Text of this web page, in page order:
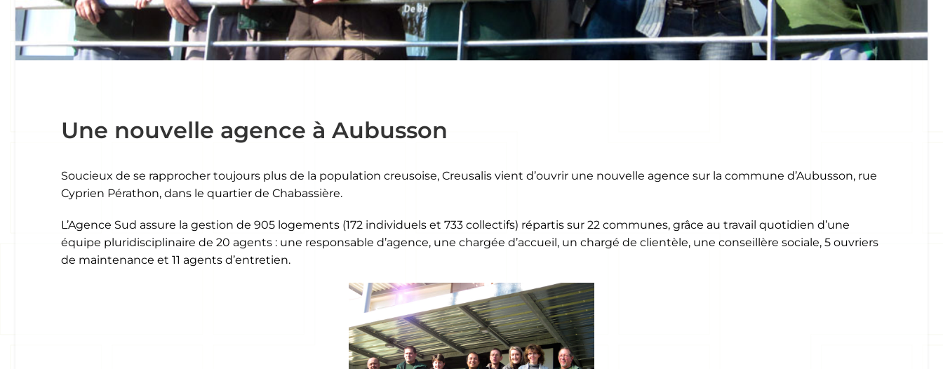
Une nouvelle agence à Aubusson
Soucieux de se rapprocher toujours plus de la population creusoise, Creusalis vient d’ouvrir une nouvelle agence sur la commune d’Aubusson, rue
Cyprien Pérathon, dans le quartier de Chabassière.
L’Agence Sud assure la gestion de 905 logements (172 individuels et 733 collectifs) répartis sur 22 communes, grâce au travail quotidien d’une
équipe pluridisciplinaire de 20 agents : une responsable d’agence, une chargée d’accueil, un chargé de clientèle, une conseillère sociale, 5 ouvriers
de maintenance et 11 agents d’entretien.